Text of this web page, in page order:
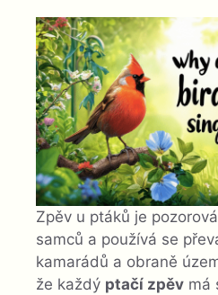
Zpěv u ptáků je
samců a používá se
kamarádů a obraně
že každý ptačí zpěv má